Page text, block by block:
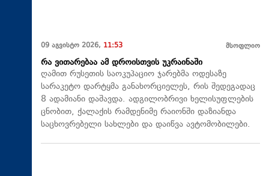
09 აგვისტო 2026, 11:53 მსოფლიო
რა ვითარებაა ამ დროისთვის უკრაინაში
ღამით რუსეთის საოკუპაციო ჯარებმა ოდესაზე
სარაკეტო დარტყმა განახორციელეს, რის შედეგადაც
8 ადამიანი დაშავდა. ადგილობრივი ხელისუფლების
ცნობით, ქალაქის რამდენიმე რაიონში დაზიანდა
საცხოვრებელი სახლები და დაიწვა ავტომობილები.